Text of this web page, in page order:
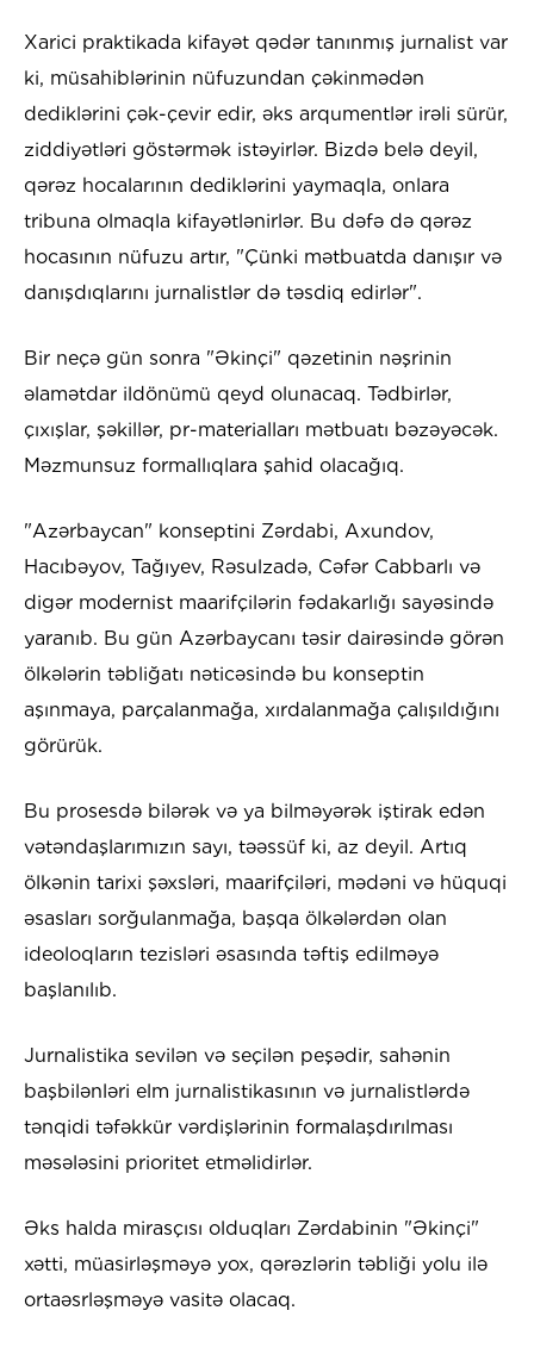
Xarici praktikada kifayət qədər tanınmış jurnalist var
ki, müsahiblərinin nüfuzundan çəkinmədən
dediklərini çək-çevir edir, əks arqumentlər irəli sürür,
ziddiyətləri göstərmək istəyirlər. Bizdə belə deyil,
qərəz hocalarının dediklərini yaymaqla, onlara
tribuna olmaqla kifayətlənirlər. Bu dəfə də qərəz
hocasının nüfuzu artır, "Çünki mətbuatda danışır və
danışdıqlarını jurnalistlər də təsdiq edirlər".
Bir neçə gün sonra "Əkinçi" qəzetinin nəşrinin
əlamətdar ildönümü qeyd olunacaq. Tədbirlər,
çıxışlar, şəkillər, pr-materialları mətbuatı bəzəyəcək.
Məzmunsuz formallıqlara şahid olacağıq.
"Azərbaycan" konseptini Zərdabi, Axundov,
Hacıbəyov, Tağıyev, Rəsulzadə, Cəfər Cabbarlı və
digər modernist maarifçilərin fədakarlığı sayəsində
yaranıb. Bu gün Azərbaycanı təsir dairəsində görən
ölkələrin təbliğatı nəticəsində bu konseptin
aşınmaya, parçalanmağa, xırdalanmağa çalışıldığını
görürük.
Bu prosesdə bilərək və ya bilməyərək iştirak edən
vətəndaşlarımızın sayı, təəssüf ki, az deyil. Artıq
ölkənin tarixi şəxsləri, maarifçiləri, mədəni və hüquqi
əsasları sorğulanmağa, başqa ölkələrdən olan
ideoloqların tezisləri əsasında təftiş edilməyə
başlanılıb.
Jurnalistika sevilən və seçilən peşədir, sahənin
başbilənləri elm jurnalistikasının və jurnalistlərdə
tənqidi təfəkkür vərdişlərinin formalaşdırılması
məsələsini prioritet etməlidirlər.
Əks halda mirasçısı olduqları Zərdabinin "Əkinçi"
xətti, müasirləşməyə yox, qərəzlərin təbliği yolu ilə
ortaəsrləşməyə vasitə olacaq.